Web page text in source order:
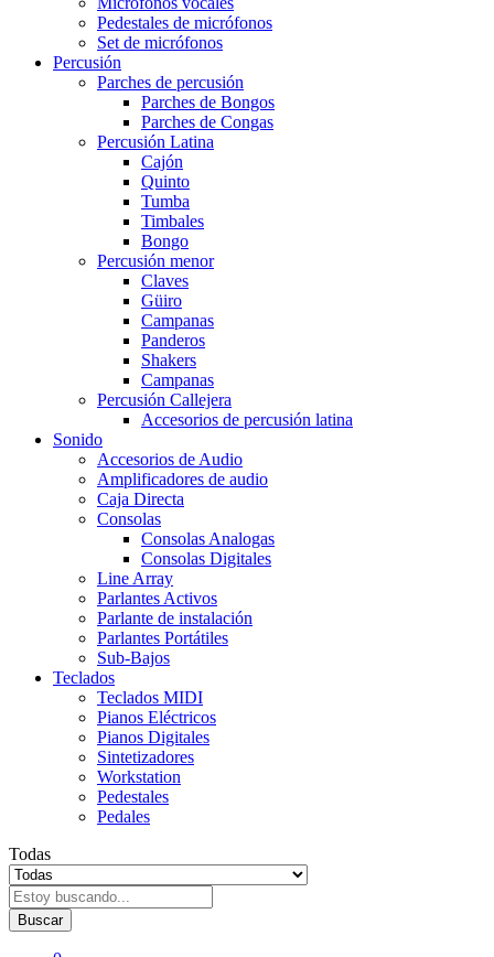
Pedestales de micrófonos
Set de micrófonos
Percusión
Parches de percusión
Parches de Bongos
Parches de Congas
Percusión Latina
Cajón
Quinto
Tumba
Timbales
Bongo
Percusión menor
Claves
Güiro
Campanas
Panderos
Shakers
Campanas
Percusión Callejera
Accesorios de percusión latina
Sonido
Accesorios de Audio
Amplificadores de audio
Caja Directa
Consolas
Consolas Analogas
Consolas Digitales
Line Array
Parlantes Activos
Parlante de instalación
Parlantes Portátiles
Sub-Bajos
Teclados
Teclados MIDI
Pianos Eléctricos
Pianos Digitales
Sintetizadores
Workstation
Pedestales
Pedales
Todas
Buscar